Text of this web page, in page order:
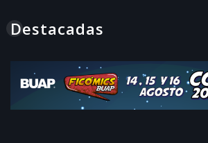
Destacadas